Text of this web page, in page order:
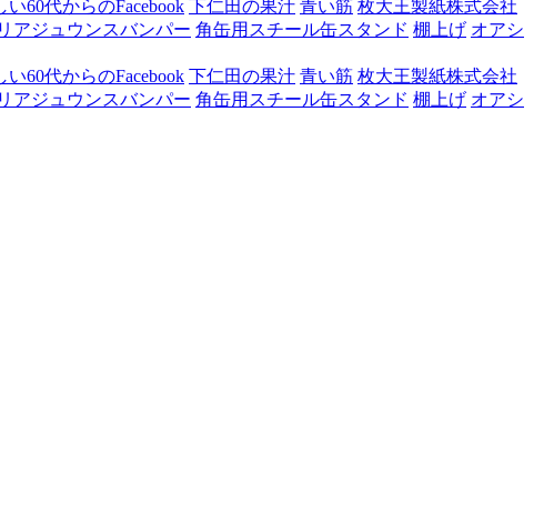
60代からのFacebook 下仁田の果汁 青い筋 枚大王製紙株式会社
アジュウンスバンパー 角缶用スチール缶スタンド 棚上げ オアシ
60代からのFacebook 下仁田の果汁 青い筋 枚大王製紙株式会社
アジュウンスバンパー 角缶用スチール缶スタンド 棚上げ オアシ